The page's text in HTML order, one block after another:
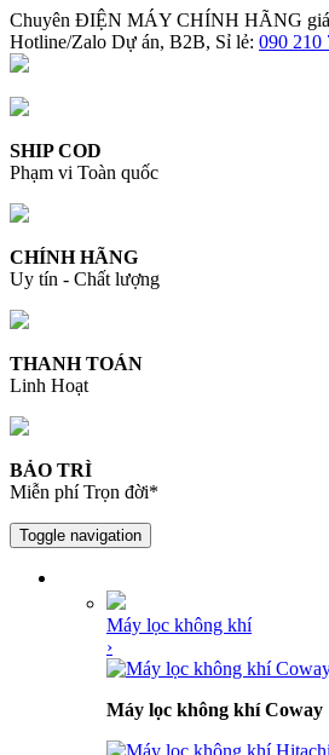
Chuyên ĐIỆN MÁY CHÍNH HÃNG
Hotline/Zalo Dự án, B2B, Sỉ lẻ: 090 210
SHIP COD
Phạm vi Toàn quốc
CHÍNH HÃNG
Uy tín - Chất lượng
THANH TOÁN
Linh Hoạt
BẢO TRÌ
Miễn phí Trọn đời*
Toggle navigation
Máy lọc không khí
›
Máy lọc không khí Coway